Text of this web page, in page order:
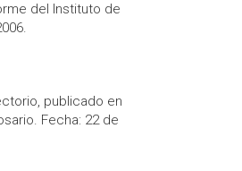
del Instituto de
publicado en
Fecha: 22 de